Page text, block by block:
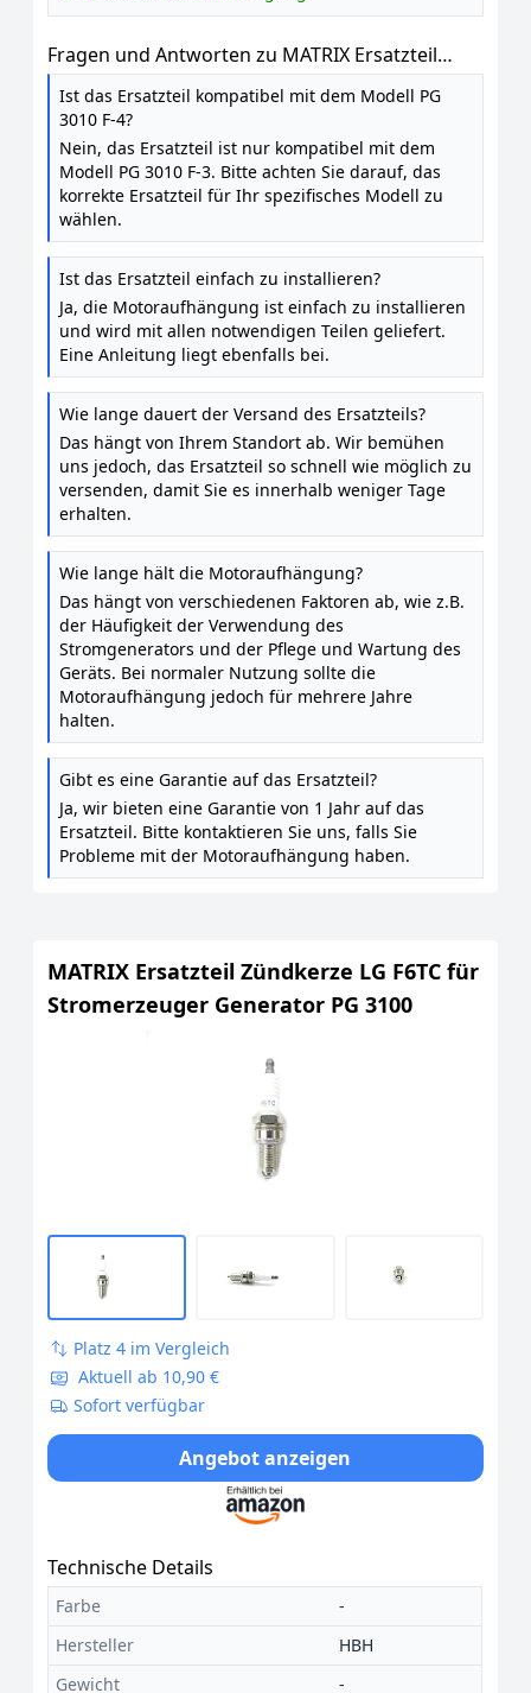
Fragen und Antworten zu MATRIX Ersatzteil
Motoraufhängung 4er Set für Stromerzeuger
PG 3010 F-3
Ist das Ersatzteil kompatibel mit dem Modell PG
3010 F-4?
Nein, das Ersatzteil ist nur kompatibel mit dem
Modell PG 3010 F-3. Bitte achten Sie darauf, das
korrekte Ersatzteil für Ihr spezifisches Modell zu
wählen.
Ist das Ersatzteil einfach zu installieren?
Ja, die Motoraufhängung ist einfach zu installieren
und wird mit allen notwendigen Teilen geliefert.
Eine Anleitung liegt ebenfalls bei.
Wie lange dauert der Versand des Ersatzteils?
Das hängt von Ihrem Standort ab. Wir bemühen
uns jedoch, das Ersatzteil so schnell wie möglich zu
versenden, damit Sie es innerhalb weniger Tage
erhalten.
Wie lange hält die Motoraufhängung?
Das hängt von verschiedenen Faktoren ab, wie z.B.
der Häufigkeit der Verwendung des
Stromgenerators und der Pflege und Wartung des
Geräts. Bei normaler Nutzung sollte die
Motoraufhängung jedoch für mehrere Jahre
halten.
Gibt es eine Garantie auf das Ersatzteil?
Ja, wir bieten eine Garantie von 1 Jahr auf das
Ersatzteil. Bitte kontaktieren Sie uns, falls Sie
Probleme mit der Motoraufhängung haben.
MATRIX Ersatzteil Zündkerze LG F6TC für
Stromerzeuger Generator PG 3100
Platz 4 im Vergleich
Aktuell ab 10,90 €
Sofort verfügbar
Angebot anzeigen
Technische Details
Farbe
-
Hersteller
HBH
Gewicht
-